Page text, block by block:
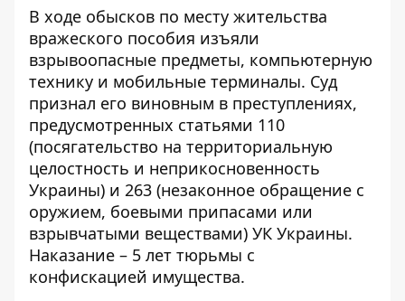
В ходе обысков по месту жительства
вражеского пособия изъяли
взрывоопасные предметы, компьютерную
технику и мобильные терминалы. Суд
признал его виновным в преступлениях,
предусмотренных статьями 110
(посягательство на территориальную
целостность и неприкосновенность
Украины) и 263 (незаконное обращение с
оружием, боевыми припасами или
взрывчатыми веществами) УК Украины.
Наказание – 5 лет тюрьмы с
конфискацией имущества.